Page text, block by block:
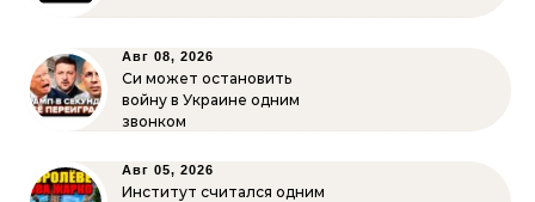
Авг 08, 2026
Си может остановить
войну в Украине одним
звонком
Авг 05, 2026
Институт считался одним